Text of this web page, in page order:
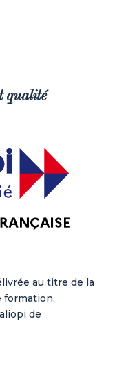
qualité
au titre de la
formation.
de